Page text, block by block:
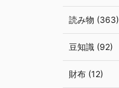
読み物 (363)
豆知識 (92)
財布 (12)